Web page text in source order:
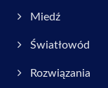
Miedź
Światłowód
Rozwiązania